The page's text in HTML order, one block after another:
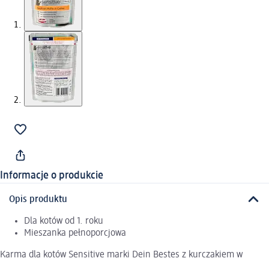
Informacje o produkcie
Opis produktu
Dla kotów od 1. roku
Mieszanka pełnoporcjowa
Karma dla kotów Sensitive marki Dein Bestes z kurczakiem w